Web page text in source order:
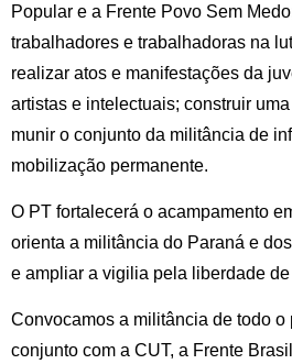
Popular e a Frente Povo Sem
trabalhadores e trabalhadoras na
realizar atos e manifestações da
artistas e intelectuais; construir
munir o conjunto da militância de
mobilização permanente.
O PT fortalecerá o acampamento
orienta a militância do Paraná e
e ampliar a vigilia pela liberdade
Convocamos a militância de todo
conjunto com a CUT, a Frente